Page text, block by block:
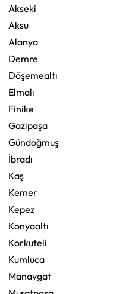
Akseki
Aksu
Alanya
Demre
Döşemealtı
Elmalı
Finike
Gazipaşa
Gündoğmuş
İbradı
Kaş
Kemer
Kepez
Konyaaltı
Korkuteli
Kumluca
Manavgat